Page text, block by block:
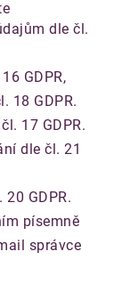
dle čl.
GDPR,
18 GDPR.
17 GDPR.
dle čl. 21
GDPR.
písemně
správce